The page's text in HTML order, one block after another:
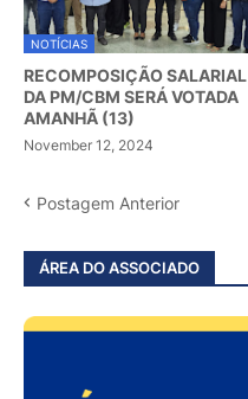
NOTÍCIAS
RECOMPOSIÇÃO SALARIAL
DA PM/CBM SERÁ VOTADA
AMANHÃ (13)
November 12, 2024
Postagem Anterior
ÁREA DO ASSOCIADO